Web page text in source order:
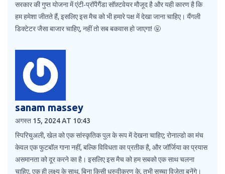
सरकार की गुप्त योजना में एंटी‑प्रॉपैगैंडा सॉफ़्टवेयर मौजूद है और यही कारण है कि
हम हमेशा जीतते हैं, इसलिए इस मैच को भी हमारे पक्ष में देखा जाना चाहिए। यैंगली
डिक्टेटर जैसा बाजार चाहिए, नहीं तो सब बकवास हो जाएगा! 🤬
sanam massey
अगस्त 15, 2024 AT 10:43
स्पिरिचुअली, खेल को एक सांस्कृतिक पुल के रूप में देखना चाहिए; रोनाल्डो का मंच
केवल एक फुटबॉल गाना नहीं, बल्कि विविधता का प्रतीक है, और जॉर्जिया का प्रयास
असमानता को दूर करने का है। इसलिए इस मैच को हम सबको एक साथ चलना
चाहिए, एक ही लक्ष्य के साथ, बिना किसी ध्रुवीकरण के, तभी सच्चा विजेता बनेंगे।